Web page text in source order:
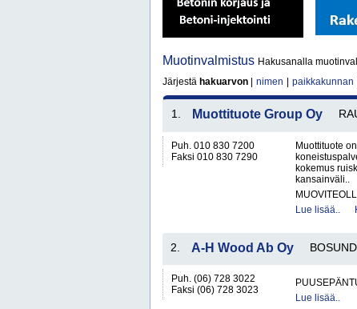
Muotinvalmistus Hakusanalla
Järjestä hakuarvon nimen paikkakunnan
1. Muottituote Group Oy
Puh. 010 830 7200
Faksi 010 830 7290
Muottituote
kokemus
kansainväli..
Lue lisää..
2. A-H Wood Ab Oy BOSUND
Puh. (06) 728 3022
Faksi (06) 728 3023
Lue lisää..